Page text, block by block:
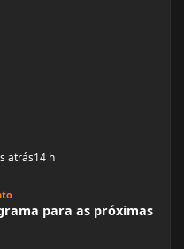
atrás14 h
para as próximas